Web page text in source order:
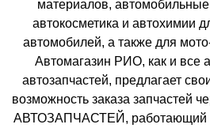
материалов,
автокосметика и автохимии
автомобилей, а также для
Автомагазин РИО, как и все
автозапчастей, предлагает
возможность заказа запчастей
АВТОЗАПЧАСТЕЙ, работающий